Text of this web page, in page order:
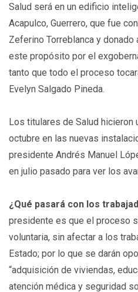
Salud será en un edificio
Acapulco, Guerrero, que fue
Zeferino Torreblanca y
este propósito por el
tanto que todo el proceso
Evelyn Salgado Pineda.
Los titulares de Salud hicieron
octubre en las nuevas
presidente Andrés Manuel
en julio pasado para ver los
¿Qué pasará con los
presidente es que el proceso
voluntaria, sin afectar a los
Estado; por lo que se darán
“adquisición de viviendas,
atención médica y seguridad